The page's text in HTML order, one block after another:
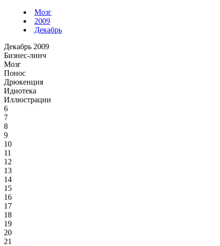
Мозг
2009
Декабрь
Декабрь 2009
Бизнес-линч
Мозг
Понос
Дрюкенция
Идиотека
Иллюстрации
6
7
8
9
10
11
12
13
14
15
16
17
18
19
20
21